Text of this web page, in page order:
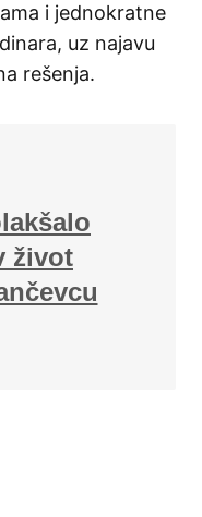
i jednokratne
uz najavu
rešenja.
život